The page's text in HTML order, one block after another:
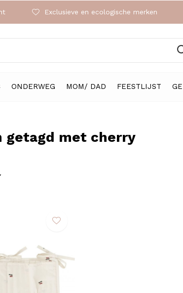
ONDERWEG MOM/ DAD FEESTLIJST
Exclusieve en ecologische merken
getagd met cherry